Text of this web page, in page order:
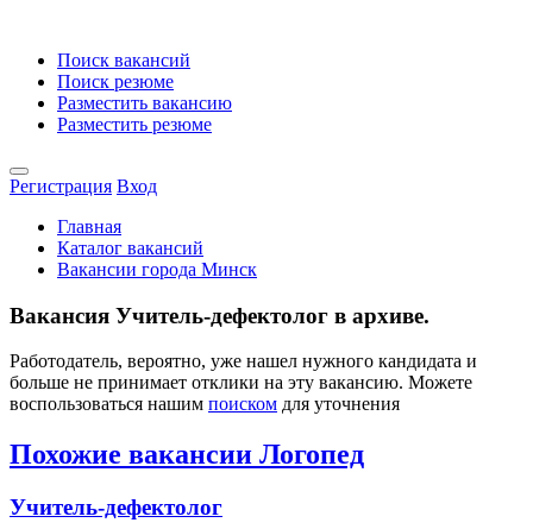
Поиск вакансий
Поиск резюме
Разместить вакансию
Разместить резюме
Регистрация Вход
Главная
Каталог вакансий
Вакансии города Минск
Вакансия Учитель-дефектолог в архиве.
Работодатель, вероятно, уже нашел нужного кандидата и
больше не принимает отклики на эту вакансию. Можете
воспользоваться нашим поиском для уточнения
Похожие вакансии Логопед
Учитель-дефектолог